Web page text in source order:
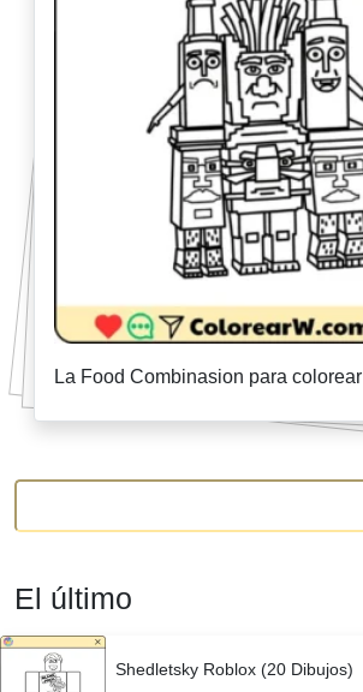
La Food Combinasion para colorear
El último
Shedletsky Roblox (20 Dibujos)